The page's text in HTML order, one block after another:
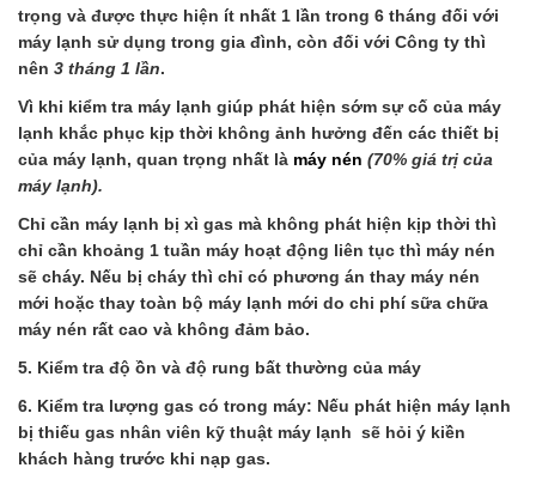
trọng và được thực hiện ít nhất 1 lần trong 6 tháng đối với
máy lạnh sử dụng trong gia đình, còn đối với Công ty thì
nên 3 tháng 1 lần.
Vì khi kiểm tra máy lạnh giúp phát hiện sớm sự cố của máy
lạnh khắc phục kịp thời không ảnh hưởng đến các thiết bị
của máy lạnh, quan trọng nhất là máy nén (70% giá trị của
máy lạnh).
Chỉ cần máy lạnh bị xì gas mà không phát hiện kịp thời thì
chỉ cần khoảng 1 tuần máy hoạt động liên tục thì máy nén
sẽ cháy. Nếu bị cháy thì chỉ có phương án thay máy nén
mới hoặc thay toàn bộ máy lạnh mới do chi phí sữa chữa
máy nén rất cao và không đảm bảo.
5. Kiểm tra độ ồn và độ rung bất thường của máy
6. Kiểm tra lượng gas có trong máy: Nếu phát hiện máy lạnh
bị thiếu gas nhân viên kỹ thuật máy lạnh sẽ hỏi ý kiền
khách hàng trước khi nạp gas.